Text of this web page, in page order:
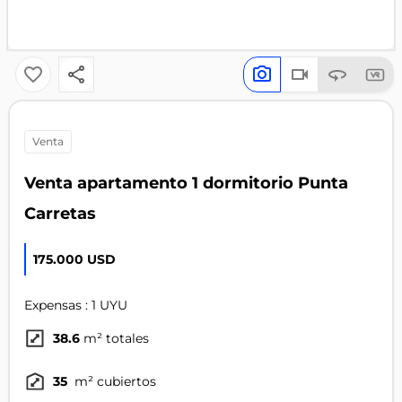
venta
Venta apartamento 1 dormitorio Punta
Carretas
175.000 USD
Expensas : 1 UYU
38.6 m² totales
35 m² cubiertos